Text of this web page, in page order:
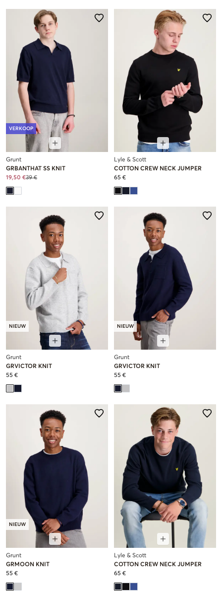
VERKOOP
Grunt
GRBANTHAT SS KNIT
19,50 €39 €
Lyle & Scott
COTTON CREW NECK JUMPER
65 €
NIEUW
Grunt
GRVICTOR KNIT
55 €
NIEUW
Grunt
GRVICTOR KNIT
55 €
NIEUW
Grunt
GRMOON KNIT
55 €
Lyle & Scott
COTTON CREW NECK JUMPER
65 €